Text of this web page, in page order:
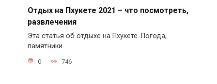
Отдых на Пхукете 2021 – что посмотреть,
развлечения
Эта статья об отдыхе на Пхукете. Погода,
памятники
0 746